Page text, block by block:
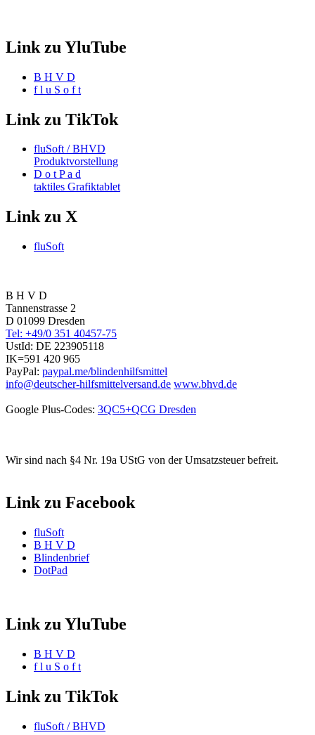
Link zu YluTube
B H V D
f l u S o f t
Link zu TikTok
fluSoft / BHVD
Produktvorstellung
D o t P a d
taktiles Grafiktablet
Link zu X
fluSoft
B H V D
Tannenstrasse 2
D 01099 Dresden
Tel: +49/0 351 40457-75
UstId: DE 223905118
IK=591 420 965
PayPal: paypal.me/blindenhilfsmittel
info@deutscher-hilfsmittelversand.de www.bhvd.de
Google Plus-Codes: 3QC5+QCG Dresden
Wir sind nach §4 Nr. 19a UStG von der Umsatzsteuer befreit.
Link zu Facebook
fluSoft
B H V D
Blindenbrief
DotPad
Link zu YluTube
B H V D
f l u S o f t
Link zu TikTok
fluSoft / BHVD